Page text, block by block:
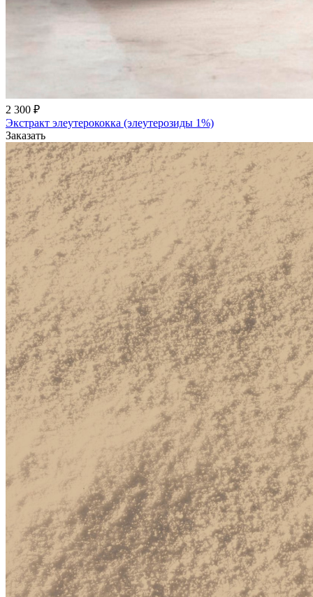
2 300 ₽
Экстракт элеутерококка (элеутерозиды 1%)
Заказать